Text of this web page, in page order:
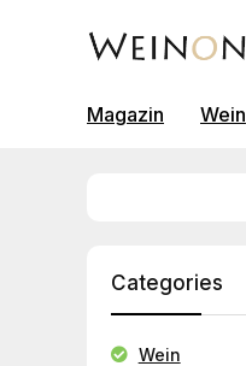
Magazin Wein
Categories
Wein